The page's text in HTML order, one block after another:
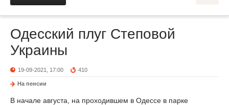
Одесский плуг Степовой
Украины
19-09-2021, 17:00 410
На пенсии
В начале августа, на проходившем в Одессе в парке